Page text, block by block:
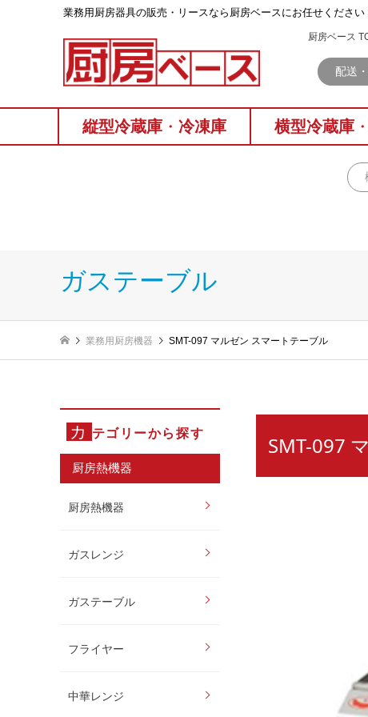
業務⽤厨房器具の販売・リースなら厨房ベースにお任せください
厨房ベース
配送
縦型冷蔵庫 ・ 冷凍庫 横型冷蔵庫 ・
ガステーブル
業務用厨房機器 SMT-097 マルゼン スマートテーブル
カ テゴリーから探す
厨房熱機器
厨房熱機器
ガスレンジ
ガステーブル
フライヤー
中華レンジ
SMT-097